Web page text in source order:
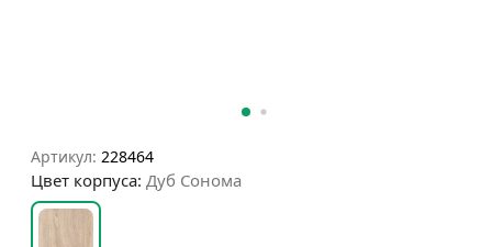
Артикул: 228464
Цвет корпуса: Дуб Сонома